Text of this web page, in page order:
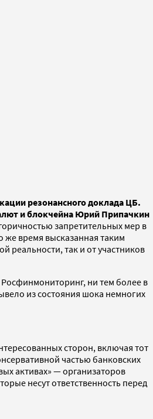
резонансного доклада ЦБ.
и блокчейна Юрий Припачкин
запретительных мер в
же время высказанная таким
реальности, так и от участников
ни тем более в
из состояния шока немногих
сторон, включая тот
частью банковских
активах» — организаторов
несут ответственность перед